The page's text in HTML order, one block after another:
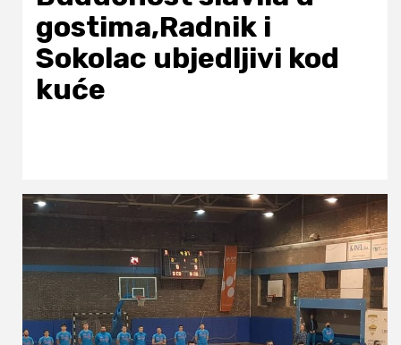
gostima,Radnik i
Sokolac ubjedljivi kod
kuće